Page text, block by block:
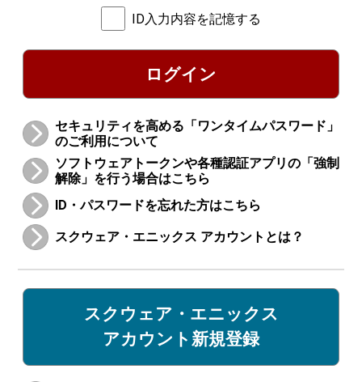
ID入力内容を記憶する
ログイン
セキュリティを高める「ワンタイムパスワード」
のご利用について
ソフトウェアトークンや各種認証アプリの「強制
解除」を行う場合はこちら
ID・パスワードを忘れた方はこちら
スクウェア・エニックス アカウントとは？
スクウェア・エニックス
アカウント新規登録